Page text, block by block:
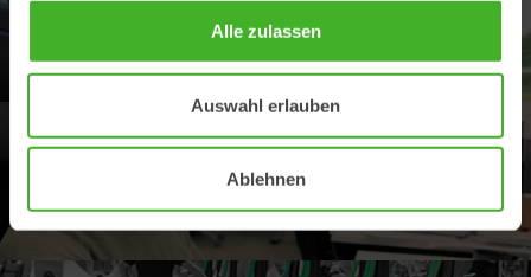
Alle zulassen
Auswahl erlauben
Ablehnen
KUNDENDIENST
Ihr Kontakt für Kundendienst und Ersatzteile